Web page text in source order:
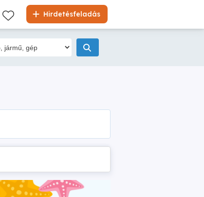
Hirdetésfeladás